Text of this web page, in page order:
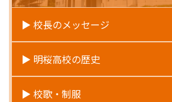
校長のメッセージ
明桜高校の歴史
校歌・制服